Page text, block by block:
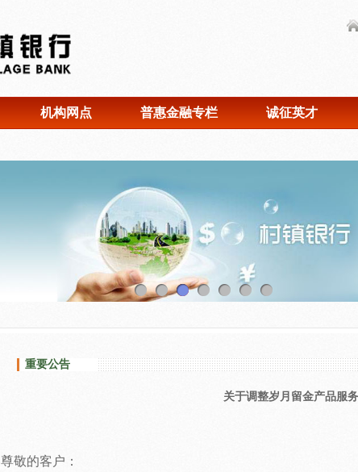
机构网点 普惠金融专栏 诚征英才
重要公告
关于调整岁月留金产品服
尊敬的客户：